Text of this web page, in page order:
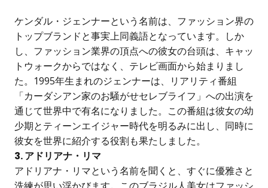
ケンダル・ジェンナーという名前は、ファッション界の
トップブランドと事実上同義語となっています。しか
し、ファッション業界の頂点への彼女の台頭は、キャッ
トウォークからではなく、テレビ画面から始まりまし
た。1995年生まれのジェンナーは、リアリティ番組
「カーダシアン家のお騒がせセレブライフ」への出演を
通じて世界中で有名になりました。この番組は彼女の幼
少期とティーンエイジャー時代を明るみに出し、同時に
彼女を世界に紹介する役割も果たしました。
3. アドリアナ・リマ
アドリアナ・リマという名前を聞くと、すぐに優雅さと